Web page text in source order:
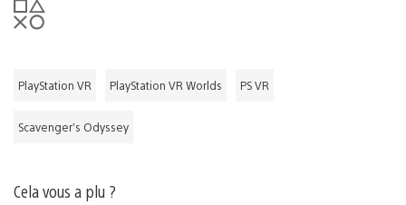
PlayStation VR PlayStation VR Worlds PS VR
Scavenger’s Odyssey
Cela vous a plu ?